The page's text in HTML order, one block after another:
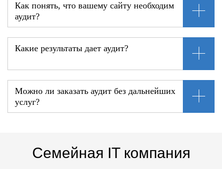
Как понять, что вашему сайту необходим
аудит?
Какие результаты дает аудит?
Можно ли заказать аудит без дальнейших
услуг?
Семейная IT компания